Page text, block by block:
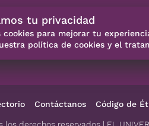
Contáctanos Código de
tu privacidad
cookies para mejorar tu
política de cookies y el